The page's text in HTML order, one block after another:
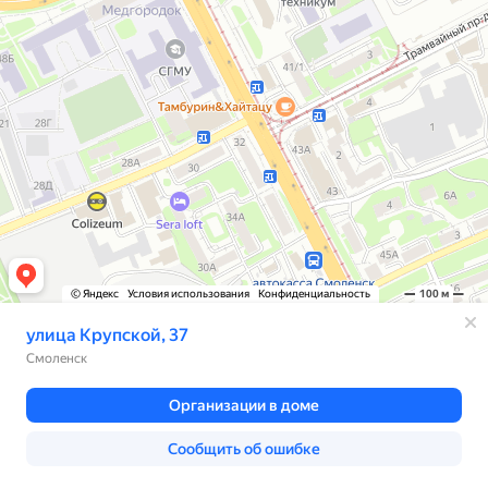
© Яндекс Условия использования Конфиденциальность 100 м
улица Крупской, 37
Смоленск
Организации в доме
Сообщить об ошибке